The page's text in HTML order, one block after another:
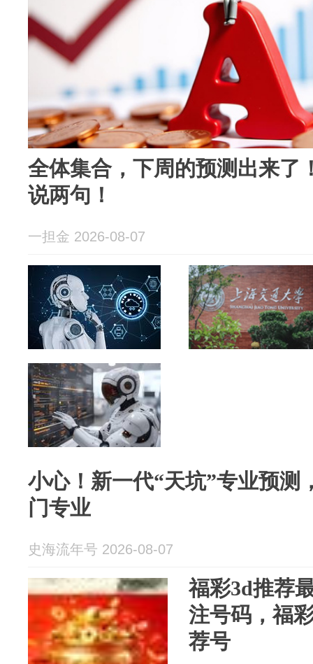
全体集合，下周的预测出来了
说两句！
一担金 2026-08-07
小心！新一代“天坑”专业预测
门专业
史海流年号 2026-08-07
福彩3d推荐
注号码，福
荐号